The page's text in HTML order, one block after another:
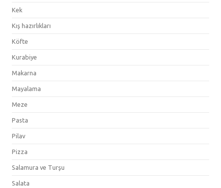
Kek
Kış hazırlıkları
Köfte
Kurabiye
Makarna
Mayalama
Meze
Pasta
Pilav
Pizza
Salamura ve Turşu
Salata